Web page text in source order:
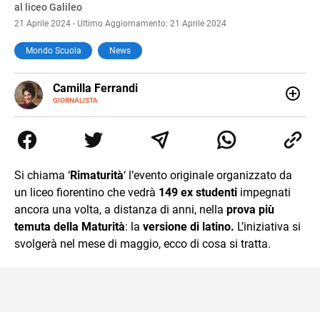
al liceo Galileo
21 Aprile 2024 - Ultimo Aggiornamento: 21 Aprile 2024
Mondo Scuola News
Camilla Ferrandi
GIORNALISTA
E-
MAIL
LINKEDIN
di trasformare la passione per la scrittura in un lavoro, e
da lì non mi sono più fermata. L’attualità è il mio pane
mente.
Si chiama ‘Rimaturità‘ l’evento originale organizzato da
un liceo fiorentino che vedrà 149 ex studenti impegnati
ancora una volta, a distanza di anni, nella prova più
temuta della Maturità: la versione di latino. L’iniziativa si
svolgerà nel mese di maggio, ecco di cosa si tratta.